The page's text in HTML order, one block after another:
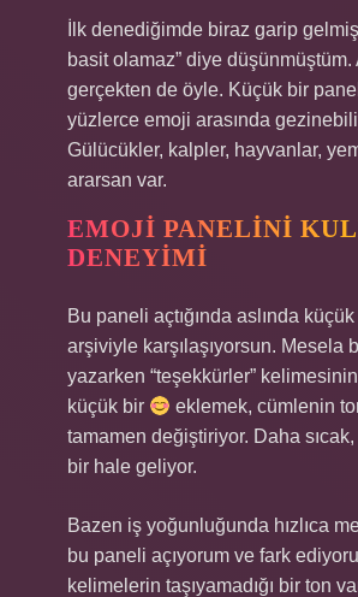
İlk denediğimde biraz garip
basit olamaz” diye düşünmüştüm.
gerçekten de öyle. Küçük bir
yüzlerce emoji arasında
Gülücükler, kalpler, hayvanlar,
ararsan var.
EMOJI PANELINI
DENEYIMI
Bu paneli açtığında aslında
arşiviyle karşılaşıyorsun. Mesela
yazarken “teşekkürler”
küçük bir
eklemek, cümlenin
tamamen değiştiriyor. Daha
bir hale geliyor.
Bazen iş yoğunluğunda hızlıca
bu paneli açıyorum ve fark
kelimelerin taşıyamadığı bir ton